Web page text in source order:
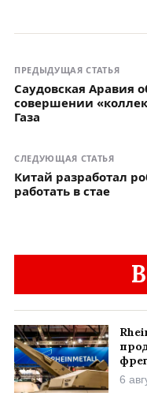
ПРЕДЫДУЩАЯ СТАТЬЯ
Саудовская Аравия
совершении
Газа
СЛЕДУЮЩАЯ СТАТЬЯ
Китай разработал
работать в стае
6